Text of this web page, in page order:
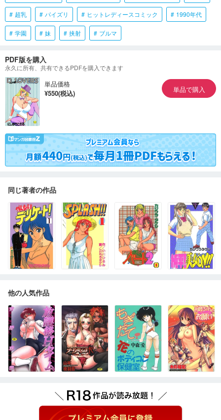
超乳 パイズリ ヒットレディースコミック 1990年代
学園 妹 挟射 ブルマ
PDF版を購入
永久に所有、共有できるPDFを購入できます
単品価格
¥550(税込)
単品で購入
同じ著者の作品
他の人気作品